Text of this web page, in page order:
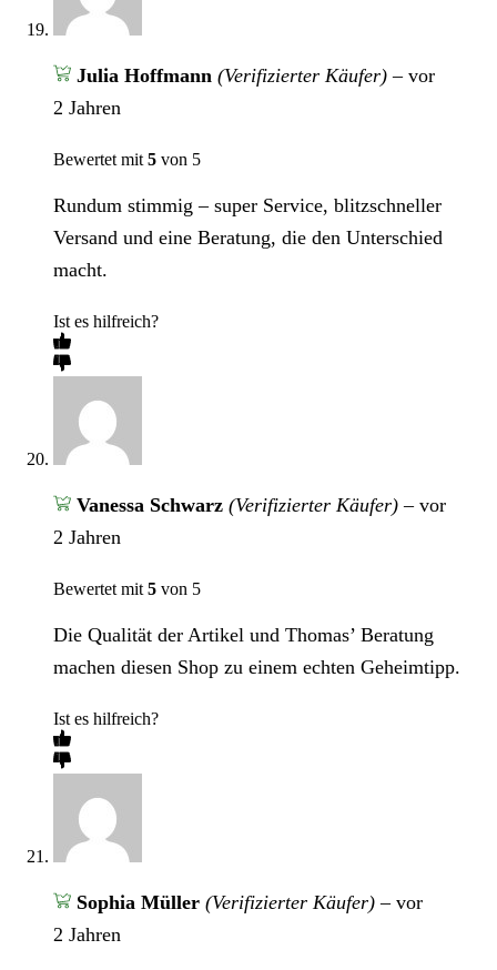
Julia Hoffmann (Verifizierter Käufer) – vor
2 Jahren
Bewertet mit 5 von 5
Rundum stimmig – super Service, blitzschneller
Versand und eine Beratung, die den Unterschied
macht.
Ist es hilfreich?
Vanessa Schwarz (Verifizierter Käufer) – vor
2 Jahren
Bewertet mit 5 von 5
Die Qualität der Artikel und Thomas’ Beratung
machen diesen Shop zu einem echten Geheimtipp.
Ist es hilfreich?
Sophia Müller (Verifizierter Käufer) – vor
2 Jahren